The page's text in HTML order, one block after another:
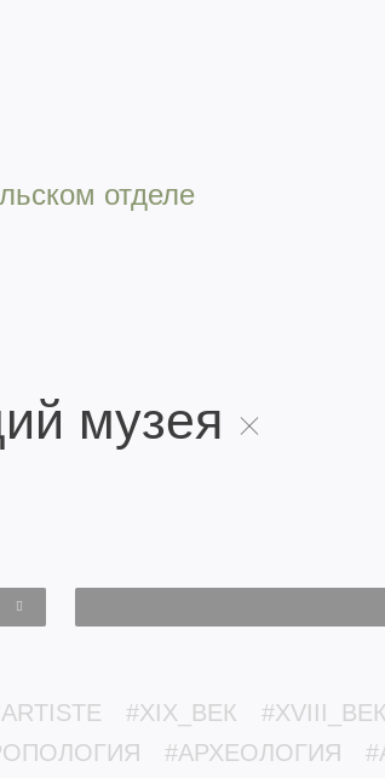
отделе
музея
#XIX_ВЕК #XVIII_ВЕК
#АРХЕОЛОГИЯ